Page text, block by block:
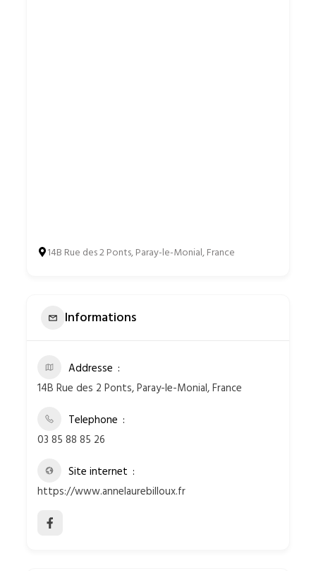
14B Rue des 2 Ponts, Paray-le-Monial, France
Informations
Addresse
14B Rue des 2 Ponts, Paray-le-Monial, France
Telephone
03 85 88 85 26
Site internet
https://www.annelaurebilloux.fr